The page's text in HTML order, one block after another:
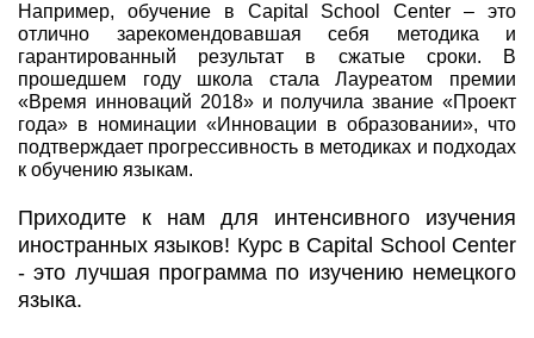
Например, обучение в Capital School Center – это
отлично зарекомендовавшая себя методика и
гарантированный результат в сжатые сроки. В
прошедшем году школа стала Лауреатом премии
«Время инноваций 2018» и получила звание «Проект
года» в номинации «Инновации в образовании», что
подтверждает прогрессивность в методиках и подходах
к обучению языкам.
Приходите к нам для интенсивного изучения
иностранных языков! Курс в Capital School Center
- это лучшая программа по изучению немецкого
языка.